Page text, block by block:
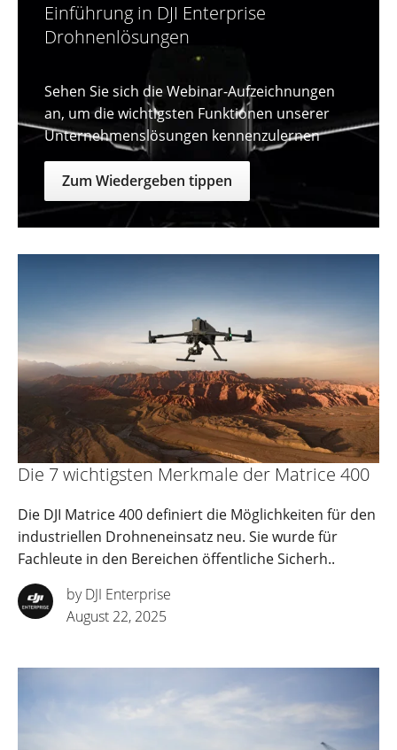
Einführung in DJI Enterprise
Drohnenlösungen
Sehen Sie sich die Webinar-Aufzeichnungen
an, um die wichtigsten Funktionen unserer
Unternehmenslösungen kennenzulernen
Zum Wiedergeben tippen
Die 7 wichtigsten Merkmale der Matrice 400
Die DJI Matrice 400 definiert die Möglichkeiten für den
industriellen Drohneneinsatz neu. Sie wurde für
Fachleute in den Bereichen öffentliche Sicherh..
by DJI Enterprise
August 22, 2025